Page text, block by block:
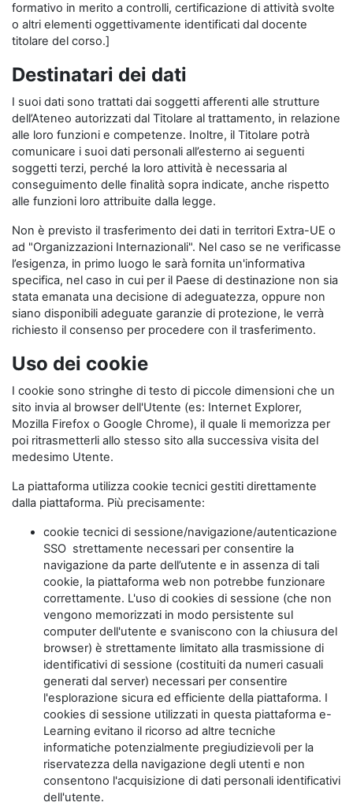
formativo in merito a controlli, certificazione di attività svolte
o altri elementi oggettivamente identificati dal docente
titolare del corso.]
Destinatari dei dati
I suoi dati sono trattati dai soggetti afferenti alle strutture
dell’Ateneo autorizzati dal Titolare al trattamento, in relazione
alle loro funzioni e competenze. Inoltre, il Titolare potrà
comunicare i suoi dati personali all’esterno ai seguenti
soggetti terzi, perché la loro attività è necessaria al
conseguimento delle finalità sopra indicate, anche rispetto
alle funzioni loro attribuite dalla legge.
Non è previsto il trasferimento dei dati in territori Extra-UE o
ad "Organizzazioni Internazionali". Nel caso se ne verificasse
l’esigenza, in primo luogo le sarà fornita un'informativa
specifica, nel caso in cui per il Paese di destinazione non sia
stata emanata una decisione di adeguatezza, oppure non
siano disponibili adeguate garanzie di protezione, le verrà
richiesto il consenso per procedere con il trasferimento.
Uso dei cookie
I cookie sono stringhe di testo di piccole dimensioni che un
sito invia al browser dell'Utente (es: Internet Explorer,
Mozilla Firefox o Google Chrome), il quale li memorizza per
poi ritrasmetterli allo stesso sito alla successiva visita del
medesimo Utente.
La piattaforma utilizza cookie tecnici gestiti direttamente
dalla piattaforma. Più precisamente:
cookie tecnici di sessione/navigazione/autenticazione
SSO strettamente necessari per consentire la
navigazione da parte dell’utente e in assenza di tali
cookie, la piattaforma web non potrebbe funzionare
correttamente. L'uso di cookies di sessione (che non
vengono memorizzati in modo persistente sul
computer dell'utente e svaniscono con la chiusura del
browser) è strettamente limitato alla trasmissione di
identificativi di sessione (costituiti da numeri casuali
generati dal server) necessari per consentire
l'esplorazione sicura ed efficiente della piattaforma. I
cookies di sessione utilizzati in questa piattaforma e-
Learning evitano il ricorso ad altre tecniche
informatiche potenzialmente pregiudizievoli per la
riservatezza della navigazione degli utenti e non
consentono l'acquisizione di dati personali identificativi
dell'utente.